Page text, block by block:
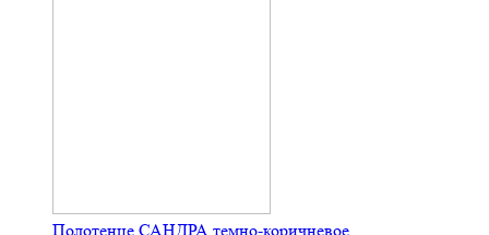
Полотенце САНДРА темно-коричневое